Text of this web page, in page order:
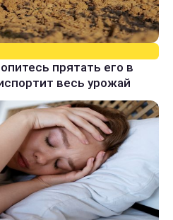
прятать его в
весь урожай